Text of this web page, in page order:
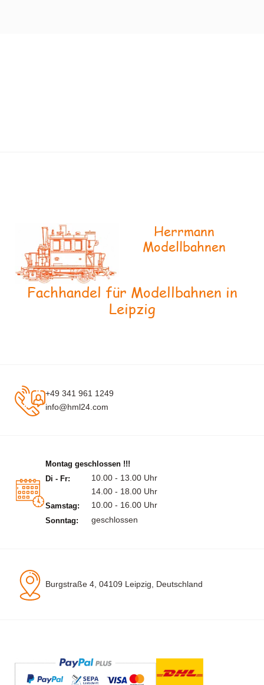
Herrmann
Modellbahnen
Fachhandel für Modellbahnen in
Leipzig
+49 341 961 1249
info@hml24.com
Montag geschlossen !!!
Di - Fr:
10.00 - 13.00 Uhr
14.00 - 18.00 Uhr
Samstag: 10.00 - 16.00 Uhr
Sonntag: geschlossen
Burgstraße 4, 04109 Leipzig, Deutschland